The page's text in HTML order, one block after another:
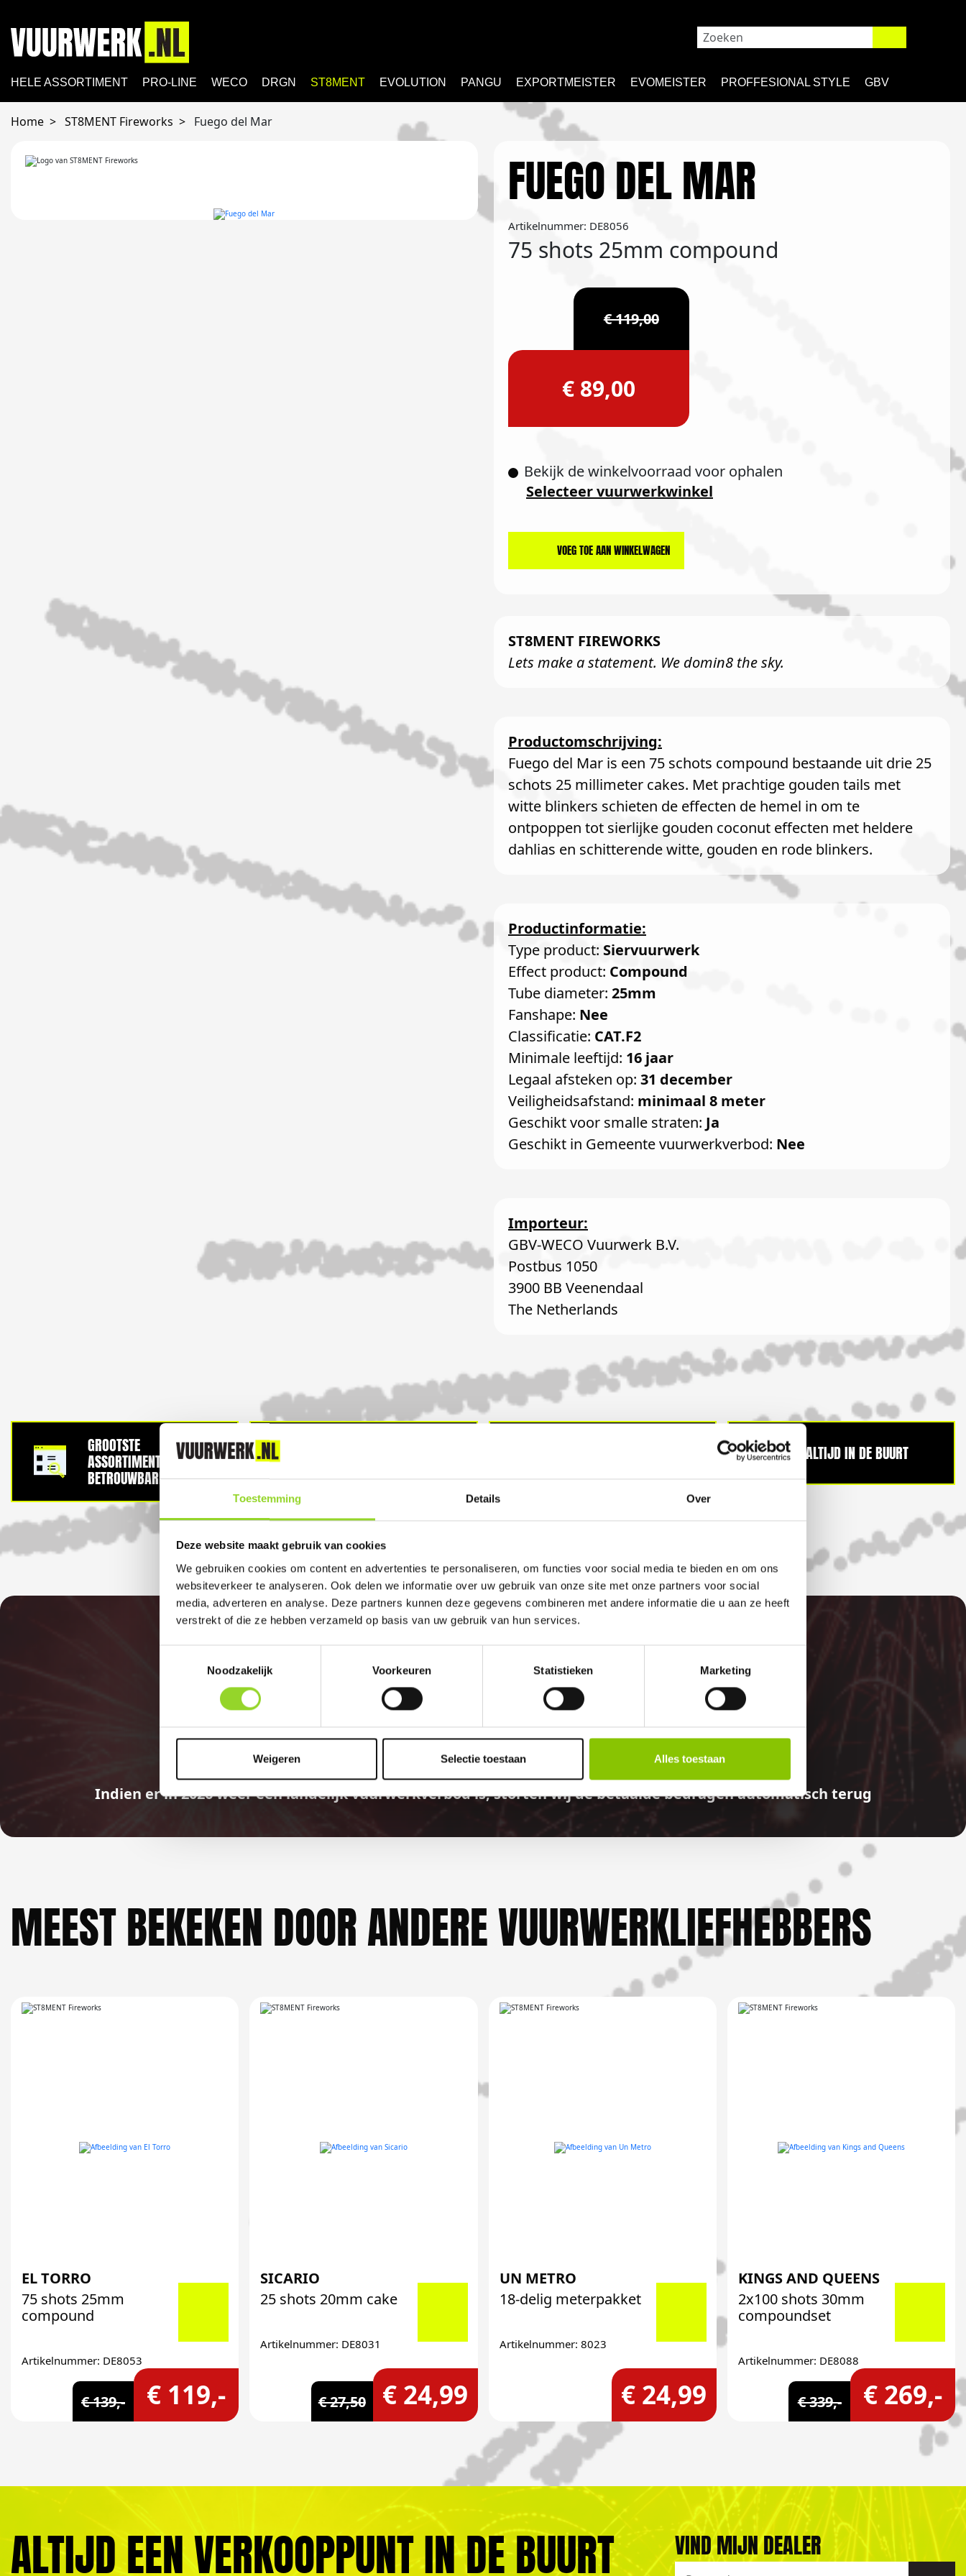
Toestemming Details Over
Deze website maakt gebruik van cookies
We gebruiken cookies om content en advertenties te personaliseren, om functies voor social media te bieden en om ons
websiteverkeer te analyseren. Ook delen we informatie over uw gebruik van onze site met onze partners voor social
media, adverteren en analyse. Deze partners kunnen deze gegevens combineren met andere informatie die u aan ze heeft
verstrekt of die ze hebben verzameld op basis van uw gebruik van hun services.
Noodzakelijk
Voorkeuren Statistieken Marketing
Weigeren Selectie toestaan Alles toestaan
HELE ASSORTIMENT PRO-LINE WECO DRGN ST8MENT EVOLUTION PANGU EXPORTMEISTER EVOMEISTER PROFFESIONAL STYLE GBV
Home ST8MENT Fireworks Fuego del Mar
FUEGO DEL MAR
Artikelnummer: DE8056
75 shots 25mm compound
€ 119,00
€ 89,00
Bekijk de winkelvoorraad voor ophalen
Selecteer vuurwerkwinkel
VOEG TOE AAN WINKELWAGEN
ST8MENT FIREWORKS
Lets make a statement. We domin8 the sky.
Productomschrijving:
Fuego del Mar is een 75 schots compound bestaande uit drie 25
schots 25 millimeter cakes. Met prachtige gouden tails met
witte blinkers schieten de effecten de hemel in om te
ontpoppen tot sierlijke gouden coconut effecten met heldere
dahlias en schitterende witte, gouden en rode blinkers.
Productinformatie:
Type product: Siervuurwerk
Effect product: Compound
Tube diameter: 25mm
Fanshape: Nee
Classificatie: CAT.F2
Minimale leeftijd: 16 jaar
Legaal afsteken op: 31 december
Veiligheidsafstand: minimaal 8 meter
Geschikt voor smalle straten: Ja
Geschikt in Gemeente vuurwerkverbod: Nee
Importeur:
GBV-WECO Vuurwerk B.V.
Postbus 1050
3900 BB Veenendaal
The Netherlands
GROOTSTE
ASSORTIMENT BIJ
BETROUWBARE DEALERS OPHALEN
ALTIJD IN DE BUURT
100%
GELD TERUG GARANTIE
Indien er in 2026 weer een landelijk vuurwerkverbod is, storten wij de betaalde bedragen automatisch terug
MEEST BEKEKEN DOOR ANDERE VUURWERKLIEFHEBBERS
EL TORRO
75 shots 25mm
compound
Artikelnummer: DE8053
€ 139,- € 119,-
SICARIO
25 shots 20mm cake
Artikelnummer: DE8031
€ 27,50 € 24,99
UN METRO
18-delig meterpakket
Artikelnummer: 8023
€ 24,99
KINGS AND QUEENS
2x100 shots 30mm
compoundset
Artikelnummer: DE8088
€ 339,- € 269,-
ALTIJD EEN VERKOOPPUNT IN DE BUURT VIND MIJN DEALER